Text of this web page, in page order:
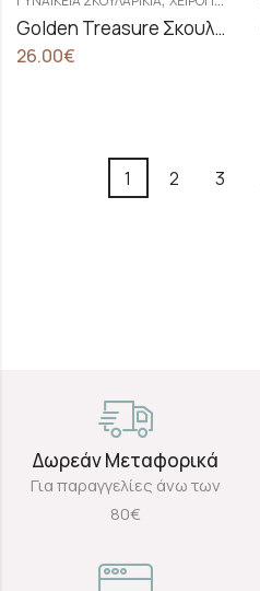
Golden Treasure Σκουλαρίκια Lova Bowl Pearl
26.00€
1 2 3
Δωρεάν Μεταφορικά
Για παραγγελίες άνω των
80€